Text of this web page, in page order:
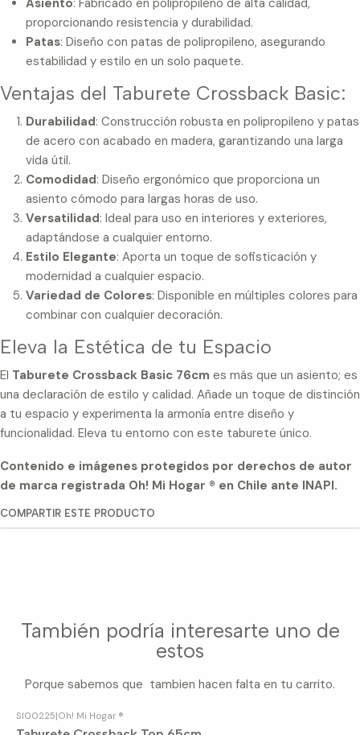
Asiento: Fabricado en polipropileno de alta calidad,
proporcionando resistencia y durabilidad.
Patas: Diseño con patas de polipropileno, asegurando
estabilidad y estilo en un solo paquete.
Ventajas del Taburete Crossback Basic:
Durabilidad: Construcción robusta en polipropileno y patas
de acero con acabado en madera, garantizando una larga
vida útil.
Comodidad: Diseño ergonómico que proporciona un
asiento cómodo para largas horas de uso.
Versatilidad: Ideal para uso en interiores y exteriores,
adaptándose a cualquier entorno.
Estilo Elegante: Aporta un toque de sofisticación y
modernidad a cualquier espacio.
Variedad de Colores: Disponible en múltiples colores para
combinar con cualquier decoración.
Eleva la Estética de tu Espacio
El Taburete Crossback Basic 76cm es más que un asiento; es
una declaración de estilo y calidad. Añade un toque de distinción
a tu espacio y experimenta la armonía entre diseño y
funcionalidad. Eleva tu entorno con este taburete único.
Contenido e imágenes protegidos por derechos de autor
de marca registrada Oh! Mi Hogar ® en Chile ante INAPI.
COMPARTIR ESTE PRODUCTO
También podría interesarte uno de
estos
Porque sabemos que tambien hacen falta en tu carrito.
SI00225|Oh! Mi Hogar ®